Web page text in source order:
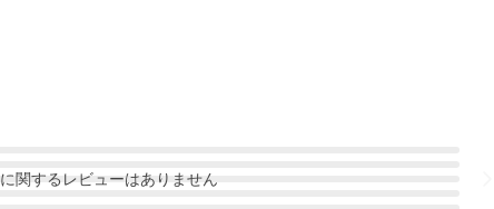
に関するレビューはありません